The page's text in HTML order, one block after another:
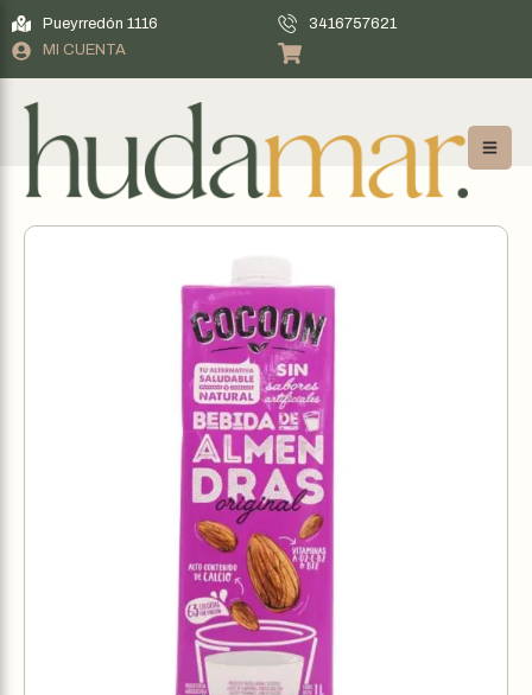
Pueyrredón 1116
3416757621
MI CUENTA